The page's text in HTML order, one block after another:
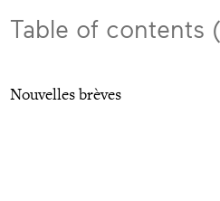
Table of contents
Nouvelles brèves